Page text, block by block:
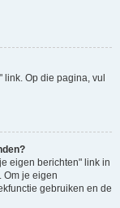
Op die pagina, vul
eigen berichten" link in
Om je eigen
gebruiken en de